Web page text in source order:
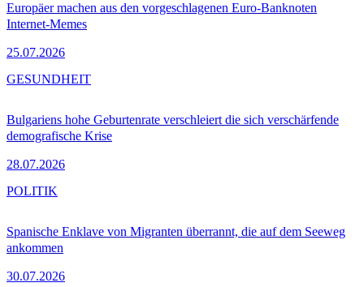
Europäer machen aus den vorgeschlagenen Euro-Banknoten
Internet-Memes
25.07.2026
Bulgariens hohe Geburtenrate verschleiert die sich verschärfende
demografische Krise
28.07.2026
GESUNDHEIT
Spanische Enklave von Migranten überrannt, die auf dem Seeweg
ankommen
30.07.2026
POLITIK